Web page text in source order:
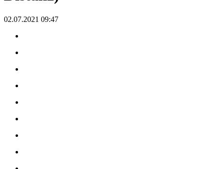
02.07.2021 09:47